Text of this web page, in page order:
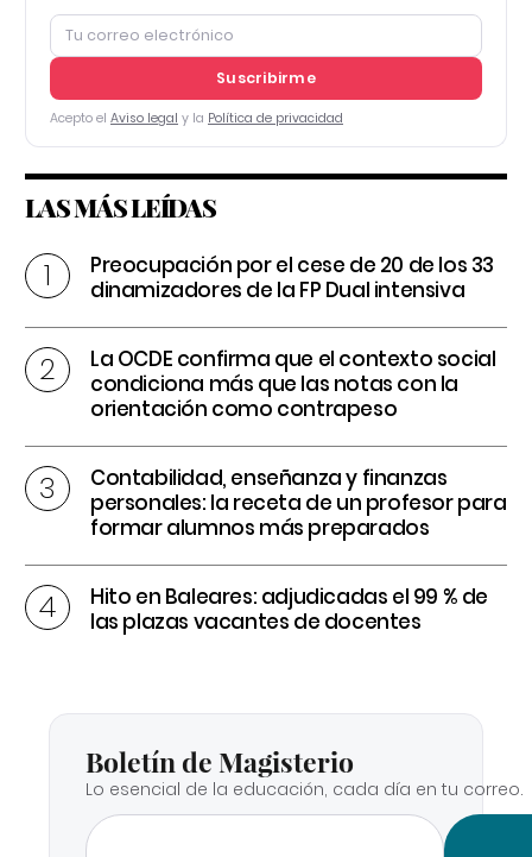
Suscribirme
Acepto el Aviso legal y la Política de privacidad
LAS MÁS LEÍDAS
Preocupación por el cese de 20 de los 33
dinamizadores de la FP Dual intensiva
La OCDE confirma que el contexto social
condiciona más que las notas con la
orientación como contrapeso
Contabilidad, enseñanza y finanzas
personales: la receta de un profesor para
formar alumnos más preparados
Hito en Baleares: adjudicadas el 99 % de
las plazas vacantes de docentes
Boletín de Magisterio
Lo esencial de la educación, cada día en tu correo.